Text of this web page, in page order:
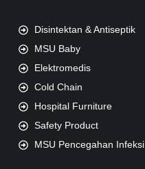
Disintektan & Antiseptik
MSU Baby
Elektromedis
Cold Chain
Hospital Furniture
Safety Product
MSU Pencegahan Infeksi